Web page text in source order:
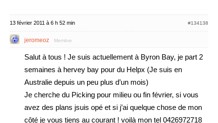
13 février 2011 à 6 h 52 min #134138
jeromeoz Membre
Salut à tous ! Je suis actuellement à Byron Bay, je part 2
semaines à hervey bay pour du Helpx (Je suis en
Australie depuis un peu plus d’un mois)
Je cherche du Picking pour milieu ou fin février, si vous
avez des plans jsuis opé et si j’ai quelque chose de mon
côté je vous tiens au courant ! voilà mon tel 0426972718